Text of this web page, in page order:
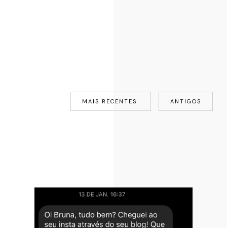
MAIS RECENTES ANTIGOS